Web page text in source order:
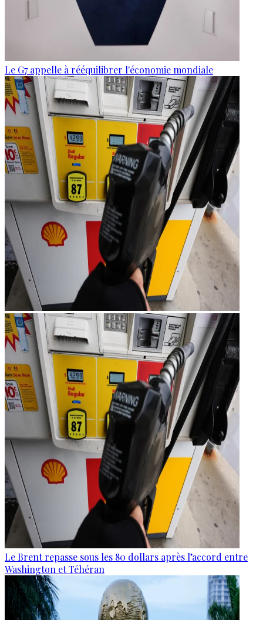
Le G7 appelle à rééquilibrer l'économie mondiale
Le Brent repasse sous les 80 dollars après l’accord entre
Washington et Téhéran